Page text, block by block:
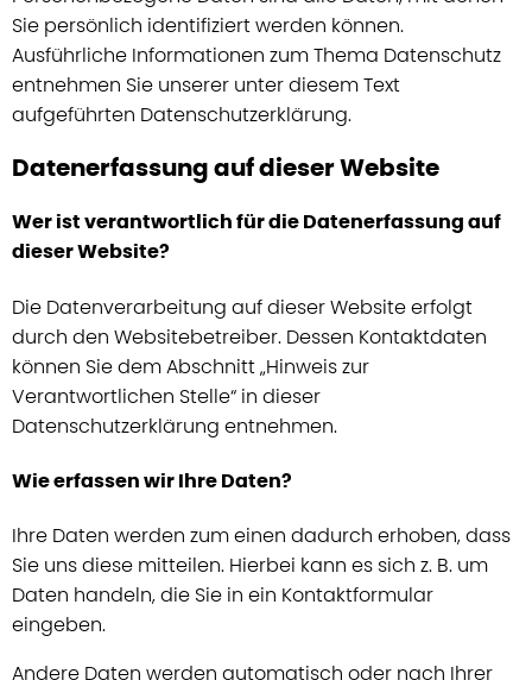
Sie persönlich identifiziert werden können.
Ausführliche Informationen zum Thema Datenschutz
entnehmen Sie unserer unter diesem Text
aufgeführten Datenschutzerklärung.
Datenerfassung auf dieser Website
Wer ist verantwortlich für die Datenerfassung auf
dieser Website?
Die Datenverarbeitung auf dieser Website erfolgt
durch den Websitebetreiber. Dessen Kontaktdaten
können Sie dem Abschnitt „Hinweis zur
Verantwortlichen Stelle“ in dieser
Datenschutzerklärung entnehmen.
Wie erfassen wir Ihre Daten?
Ihre Daten werden zum einen dadurch erhoben, dass
Sie uns diese mitteilen. Hierbei kann es sich z. B. um
Daten handeln, die Sie in ein Kontaktformular
eingeben.
Andere Daten werden automatisch oder nach Ihrer